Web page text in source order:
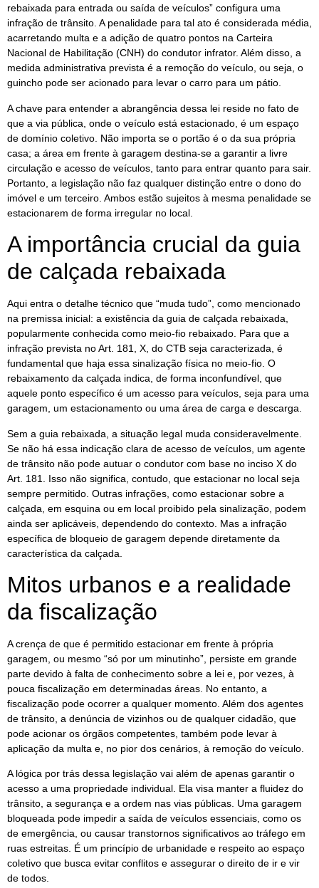
rebaixada para entrada ou saída de veículos” configura uma
infração de trânsito. A penalidade para tal ato é considerada média,
acarretando multa e a adição de quatro pontos na Carteira
Nacional de Habilitação (CNH) do condutor infrator. Além disso, a
medida administrativa prevista é a remoção do veículo, ou seja, o
guincho pode ser acionado para levar o carro para um pátio.
A chave para entender a abrangência dessa lei reside no fato de
que a via pública, onde o veículo está estacionado, é um espaço
de domínio coletivo. Não importa se o portão é o da sua própria
casa; a área em frente à garagem destina-se a garantir a livre
circulação e acesso de veículos, tanto para entrar quanto para sair.
Portanto, a legislação não faz qualquer distinção entre o dono do
imóvel e um terceiro. Ambos estão sujeitos à mesma penalidade se
estacionarem de forma irregular no local.
A importância crucial da guia
de calçada rebaixada
Aqui entra o detalhe técnico que “muda tudo”, como mencionado
na premissa inicial: a existência da guia de calçada rebaixada,
popularmente conhecida como meio-fio rebaixado. Para que a
infração prevista no Art. 181, X, do CTB seja caracterizada, é
fundamental que haja essa sinalização física no meio-fio. O
rebaixamento da calçada indica, de forma inconfundível, que
aquele ponto específico é um acesso para veículos, seja para uma
garagem, um estacionamento ou uma área de carga e descarga.
Sem a guia rebaixada, a situação legal muda consideravelmente.
Se não há essa indicação clara de acesso de veículos, um agente
de trânsito não pode autuar o condutor com base no inciso X do
Art. 181. Isso não significa, contudo, que estacionar no local seja
sempre permitido. Outras infrações, como estacionar sobre a
calçada, em esquina ou em local proibido pela sinalização, podem
ainda ser aplicáveis, dependendo do contexto. Mas a infração
específica de bloqueio de garagem depende diretamente da
característica da calçada.
Mitos urbanos e a realidade
da fiscalização
A crença de que é permitido estacionar em frente à própria
garagem, ou mesmo “só por um minutinho”, persiste em grande
parte devido à falta de conhecimento sobre a lei e, por vezes, à
pouca fiscalização em determinadas áreas. No entanto, a
fiscalização pode ocorrer a qualquer momento. Além dos agentes
de trânsito, a denúncia de vizinhos ou de qualquer cidadão, que
pode acionar os órgãos competentes, também pode levar à
aplicação da multa e, no pior dos cenários, à remoção do veículo.
A lógica por trás dessa legislação vai além de apenas garantir o
acesso a uma propriedade individual. Ela visa manter a fluidez do
trânsito, a segurança e a ordem nas vias públicas. Uma garagem
bloqueada pode impedir a saída de veículos essenciais, como os
de emergência, ou causar transtornos significativos ao tráfego em
ruas estreitas. É um princípio de urbanidade e respeito ao espaço
coletivo que busca evitar conflitos e assegurar o direito de ir e vir
de todos.